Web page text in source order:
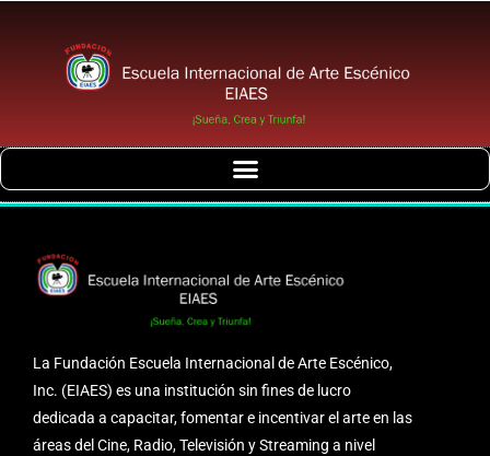
La Fundación Escuela Internacional de Arte Escénico,
Inc. (EIAES) es una institución sin fines de lucro
dedicada a capacitar, fomentar e incentivar el arte en las
áreas del Cine, Radio, Televisión y Streaming a nivel